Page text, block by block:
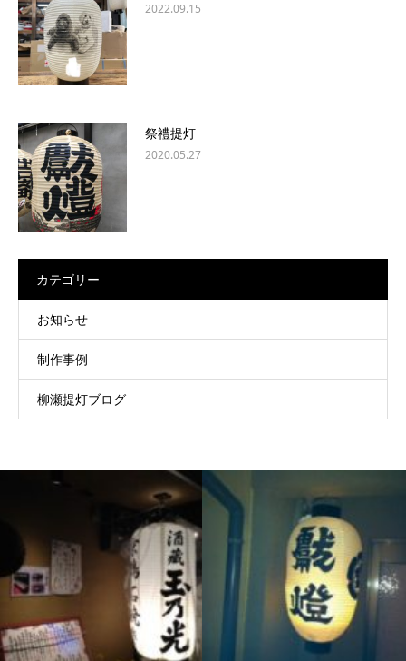
2022.09.15
祭禮提灯
2020.05.27
カテゴリー
お知らせ
制作事例
柳瀬提灯ブログ